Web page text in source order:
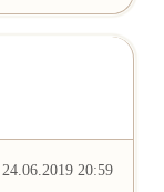
24.06.2019 20:59